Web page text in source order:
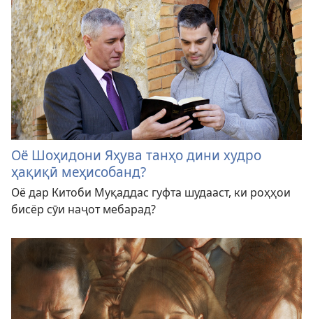
Оё Шоҳидони Яҳува танҳо дини худро
ҳақиқӣ меҳисобанд?
Оё дар Китоби Муқаддас гуфта шудааст, ки роҳҳои
бисёр сӯи наҷот мебарад?